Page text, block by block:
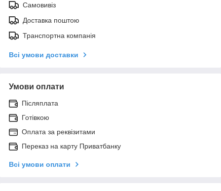
Самовивіз
Доставка поштою
Транспортна компанія
Всі умови доставки
Умови оплати
Післяплата
Готівкою
Оплата за реквізитами
Переказ на карту Приватбанку
Всі умови оплати